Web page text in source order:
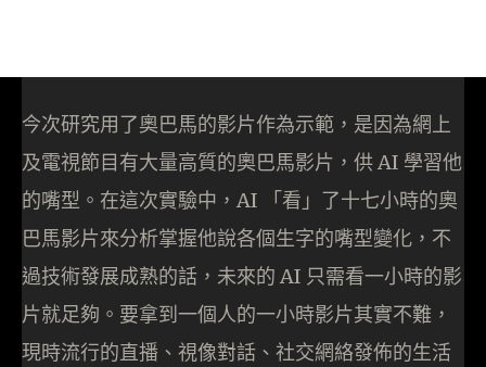
今次研究用了奧巴馬的影片作為示範，是因為網上
及電視節目有大量高質的奧巴馬影片，供 AI 學習他
的嘴型。在這次實驗中，AI 「看」了十七小時的奧
巴馬影片來分析掌握他說各個生字的嘴型變化，不
過技術發展成熟的話，未來的 AI 只需看一小時的影
片就足夠。要拿到一個人的一小時影片其實不難，
現時流行的直播、視像對話、社交網絡發佈的生活